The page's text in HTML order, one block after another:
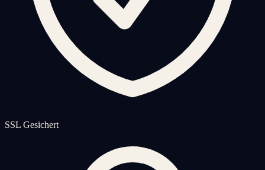
SSL Gesichert